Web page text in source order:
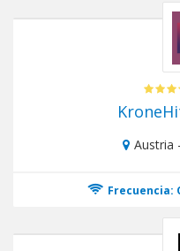
Austria
Frecuencia: